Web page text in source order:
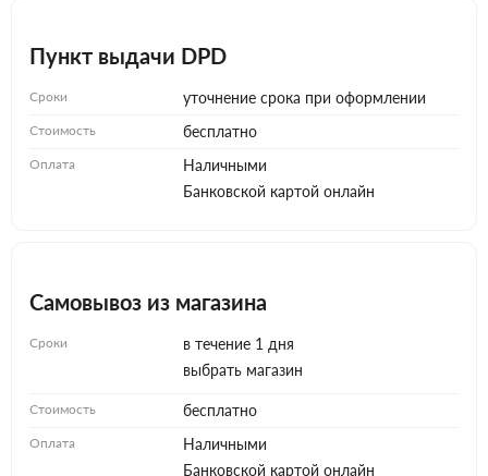
Пункт выдачи DPD
Сроки уточнение срока при оформлении
Стоимость бесплатно
Оплата
Наличными
Банковской картой онлайн
Самовывоз из магазина
Сроки
в течение 1 дня
выбрать магазин
Стоимость бесплатно
Оплата
Наличными
Банковской картой онлайн